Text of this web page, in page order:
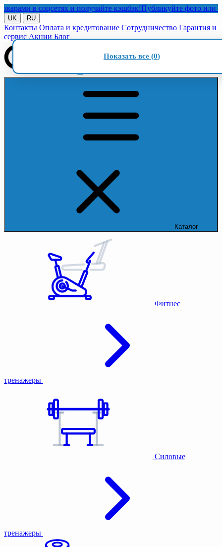
в соцсетях и получайте кэшбэк!Публикуйте фото или
UK RU
Контакты Оплата и кредитование Сотрудничество Гарантия и
сервис Акции Блог
Каталог
Фитнес
тренажеры
Силовые
тренажеры
Показать все (0)